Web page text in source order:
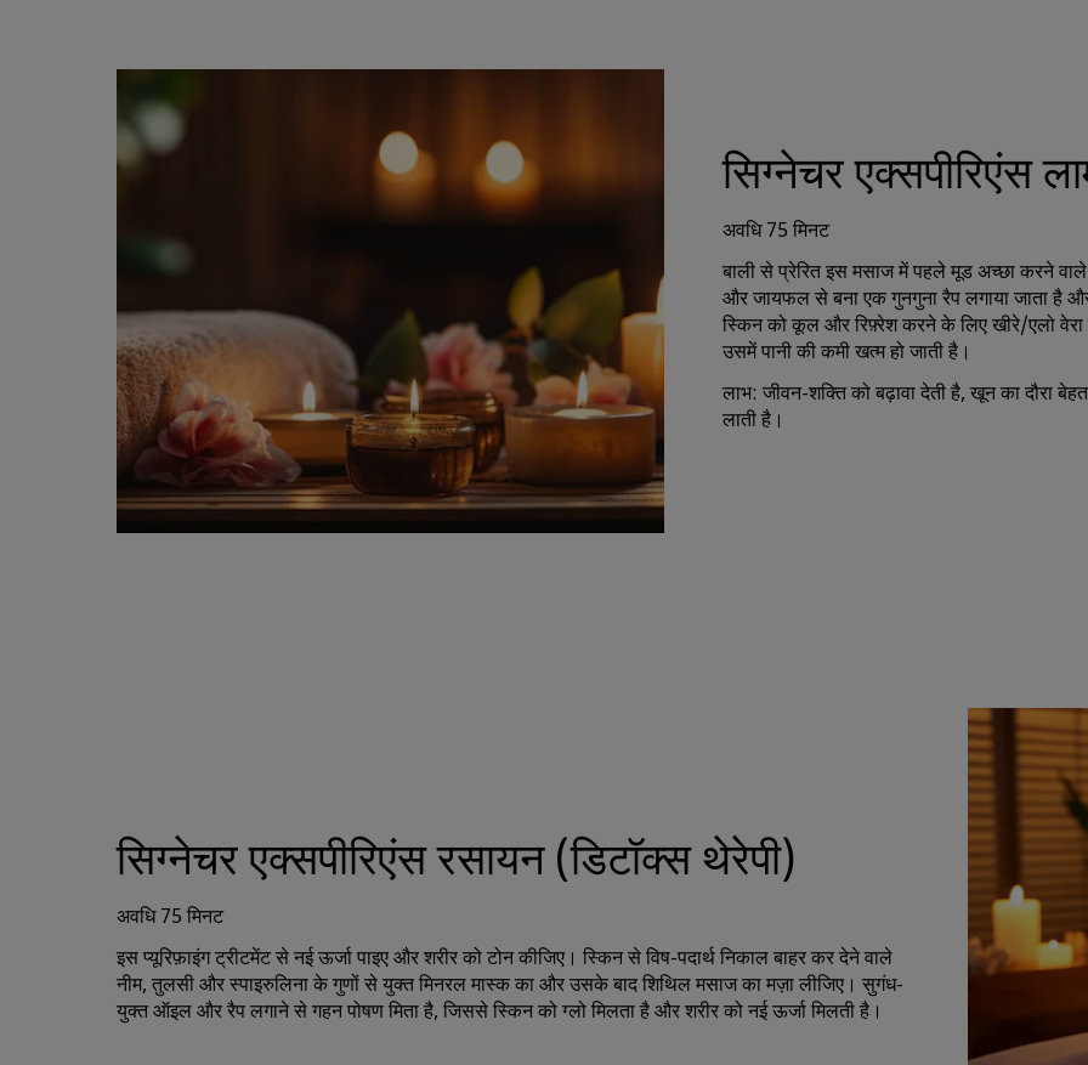
सिग्नेचर एक्सपीरिएंस
अवधि 75 मिनट
बाली से प्रेरित इस मसाज में पहले मूड अच्छा करने
और जायफल से बना एक गुनगुना रैप लगाया जाता है
स्किन को कूल और रिफ़्रेश करने के लिए खीरे/एलो
उसमें पानी की कमी खत्म हो जाती है।
लाभ: जीवन-शक्ति को बढ़ावा देती है, खून का दौरा
लाती है।
सिग्नेचर एक्सपीरिएंस रसायन (डिटॉक्स थेरेपी)
अवधि 75 मिनट
इस प्यूरिफ़ाइंग ट्रीटमेंट से नई ऊर्जा पाइए और शरीर को टोन कीजिए। स्किन से विष-पदार्थ निकाल बाहर कर देने वाले
नीम, तुलसी और स्पाइरुलिना के गुणों से युक्त मिनरल मास्क का और उसके बाद शिथिल मसाज का मज़ा लीजिए। सुगंध-
युक्त ऑइल और रैप लगाने से गहन पोषण मिता है, जिससे स्किन को ग्लो मिलता है और शरीर को नई ऊर्जा मिलती है।